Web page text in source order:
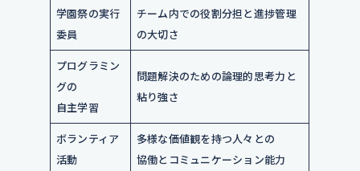
学園祭の実行
委員
チーム内での役割分担と進捗管理
の大切さ
プログラミン
グの
自主学習
問題解決のための論理的思考力と
粘り強さ
ボランティア
活動
多様な価値観を持つ人々との
協働とコミュニケーション能力